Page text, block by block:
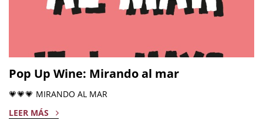
Pop Up Wine: Mirando al mar
💗💗💗 MIRANDO AL MAR
LEER MÁS